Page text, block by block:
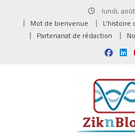
lundi,
Mot de bienvenue
L’histoire
Partenariat de rédaction